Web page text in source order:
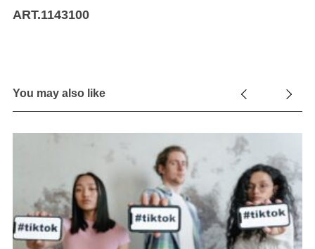
ART.1143100
You may also like